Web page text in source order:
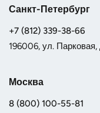
Санкт-Петербург
+7 (812) 339-38-66
196006, ул.
Москва
8 (800) 100-55-81